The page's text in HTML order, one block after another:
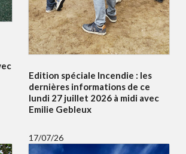
Edition spéciale Incendie : les
dernières informations de ce
lundi 27 juillet 2026 à midi avec
Emilie Gebleux
17/07/26